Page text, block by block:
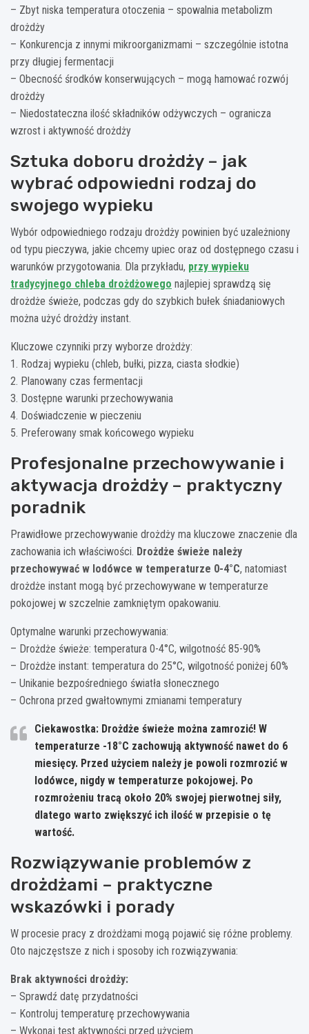
– Zbyt niska temperatura otoczenia – spowalnia metabolizm
drożdży
– Konkurencja z innymi mikroorganizmami – szczególnie istotna
przy długiej fermentacji
– Obecność środków konserwujących – mogą hamować rozwój
drożdży
– Niedostateczna ilość składników odżywczych – ogranicza
wzrost i aktywność drożdży
Sztuka doboru drożdży – jak
wybrać odpowiedni rodzaj do
swojego wypieku
Wybór odpowiedniego rodzaju drożdży powinien być uzależniony
od typu pieczywa, jakie chcemy upiec oraz od dostępnego czasu i
warunków przygotowania. Dla przykładu, przy wypieku
tradycyjnego chleba drożdżowego najlepiej sprawdzą się
drożdże świeże, podczas gdy do szybkich bułek śniadaniowych
można użyć drożdży instant.
Kluczowe czynniki przy wyborze drożdży:
1. Rodzaj wypieku (chleb, bułki, pizza, ciasta słodkie)
2. Planowany czas fermentacji
3. Dostępne warunki przechowywania
4. Doświadczenie w pieczeniu
5. Preferowany smak końcowego wypieku
Profesjonalne przechowywanie i
aktywacja drożdży – praktyczny
poradnik
Prawidłowe przechowywanie drożdży ma kluczowe znaczenie dla
zachowania ich właściwości. Drożdże świeże należy
przechowywać w lodówce w temperaturze 0-4°C, natomiast
drożdże instant mogą być przechowywane w temperaturze
pokojowej w szczelnie zamkniętym opakowaniu.
Optymalne warunki przechowywania:
– Drożdże świeże: temperatura 0-4°C, wilgotność 85-90%
– Drożdże instant: temperatura do 25°C, wilgotność poniżej 60%
– Unikanie bezpośredniego światła słonecznego
– Ochrona przed gwałtownymi zmianami temperatury
Ciekawostka: Drożdże świeże można zamrozić! W
temperaturze -18°C zachowują aktywność nawet do 6
miesięcy. Przed użyciem należy je powoli rozmrozić w
lodówce, nigdy w temperaturze pokojowej. Po
rozmrożeniu tracą około 20% swojej pierwotnej siły,
dlatego warto zwiększyć ich ilość w przepisie o tę
wartość.
Rozwiązywanie problemów z
drożdżami – praktyczne
wskazówki i porady
W procesie pracy z drożdżami mogą pojawić się różne problemy.
Oto najczęstsze z nich i sposoby ich rozwiązywania:
Brak aktywności drożdży:
– Sprawdź datę przydatności
– Kontroluj temperaturę przechowywania
– Wykonaj test aktywności przed użyciem